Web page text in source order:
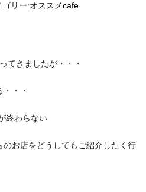
リー:オススメcafe
てきましたが・・・
・・
終わらない
お店をどうしてもご紹介したく行